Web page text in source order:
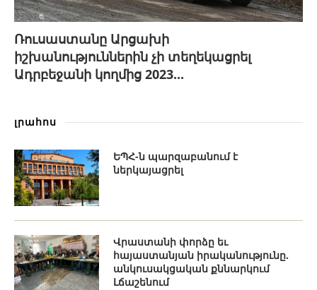
Ռուսաստանը Արցախի
իշխանություններին չի տեղեկացրել
Ադրբեջանի կողմից 2023...
լրահոս
ԵՊՀ-ն պարզաբանում է
ներկայացրել
Վրաստանի փորձը եւ
հայաստանյան իրականությունը.
անկուսակցական քննարկում
Լճաշենում